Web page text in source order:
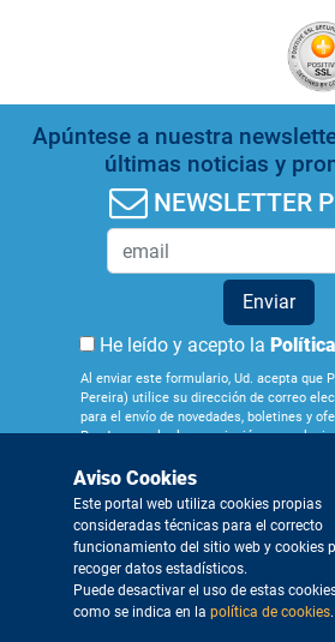
Apúntese a nuestra
últimas noticias y
NEWSLETTER
Enviar
He leído y acepto la
Al enviar este formulario, Ud. acepta que
Pereira) utilice su dirección de correo
para el envío de novedades, boletines y
Puede cancelar la suscripción en
Obtenga más información sobre la
derechos en nuestra
Política de Privacidad
baja de nuestra newsletter pulseaquí
¿Quiénes
somos?
Aviso
Legal
Condiciones
Generales
Aviso Cookies
Este portal web utiliza cookies propias
consideradas técnicas para el correcto
funcionamiento del sitio web y cookies
recoger datos estadísticos.
Puede desactivar el uso de estas
como se indica en la política de cookies.